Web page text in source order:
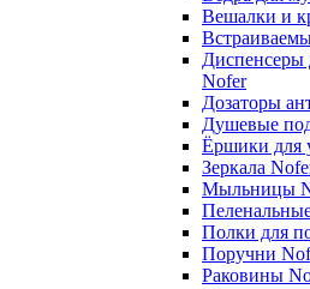
Вешалки и
Диспенсеры
Nofer
Дозаторы
Душевые
Ёршики для
Зеркала
Мыльницы
Полки для
Поручни
Раковины